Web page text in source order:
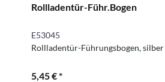
Rollladentür-Führ.Bogen
E53045
Rollladentür-Führungsbogen, silber
5,45 € *